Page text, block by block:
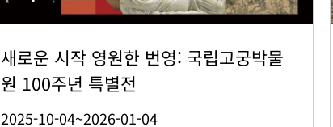
새로운 시작 영원한 번영: 국립고궁박물
원 100주년 특별전
2025-10-04~2026-01-04